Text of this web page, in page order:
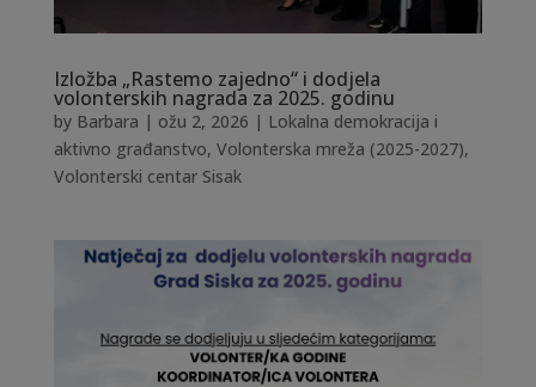
Izložba „Rastemo zajedno“ i dodjela
volonterskih nagrada za 2025. godinu
by Barbara | ožu 2, 2026 | Lokalna demokracija i
aktivno građanstvo, Volonterska mreža (2025-2027),
Volonterski centar Sisak